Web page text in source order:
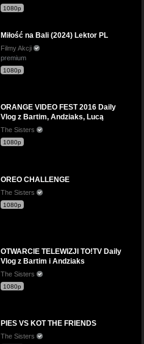
1080p
Miłość na Bali (2024) Lektor PL
Filmy Akcji
premium
1080p
ORANGE VIDEO FEST 2016 Daily
Vlog z Bartim, Andziaks, Lucą
The Sisters
1080p
OREO CHALLENGE
The Sisters
1080p
OTWARCIE TELEWIZJI TO!TV Daily
Vlog z Bartim i Andziaks
The Sisters
1080p
PIES VS KOT THE FRIENDS
The Sisters